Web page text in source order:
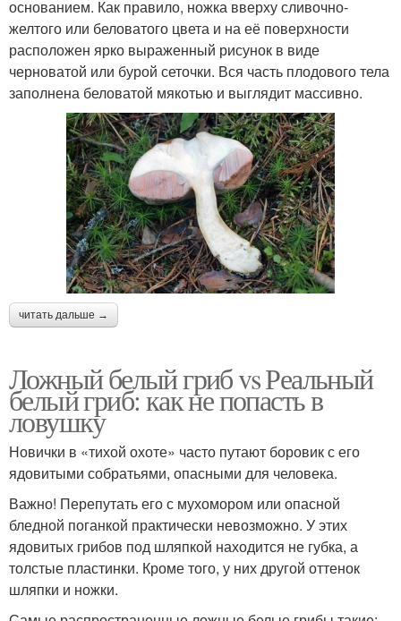
основанием. Как правило, ножка вверху сливочно-
желтого или беловатого цвета и на её поверхности
расположен ярко выраженный рисунок в виде
черноватой или бурой сеточки. Вся часть плодового тела
заполнена беловатой мякотью и выглядит массивно.
читать дальше →
Ложный белый гриб vs Реальный
белый гриб: как не попасть в
ловушку
Новички в «тихой охоте» часто путают боровик с его
ядовитыми собратьями, опасными для человека.
Важно! Перепутать его с мухомором или опасной
бледной поганкой практически невозможно. У этих
ядовитых грибов под шляпкой находится не губка, а
толстые пластинки. Кроме того, у них другой оттенок
шляпки и ножки.